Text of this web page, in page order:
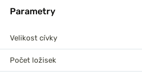
Parametry
Velikost cívky
Počet ložisek